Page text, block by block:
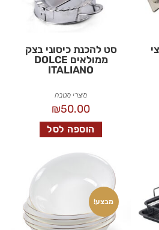
סט להכנת כיסוני בצק
ממולאים DOLCE
ITALIANO
מוצרי מטבח
₪50.00
הוספה לסל
מבצע!